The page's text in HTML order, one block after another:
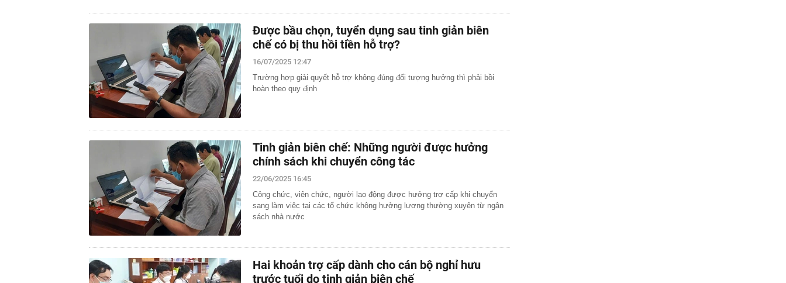
Được bầu chọn, tuyển dụng sau tinh giản biên
chế có bị thu hồi tiền hỗ trợ?
16/07/2025 12:47
Trường hợp giải quyết hỗ trợ không đúng đối tượng hưởng thì phải bồi
hoàn theo quy định
Tinh giản biên chế: Những người được hưởng
chính sách khi chuyển công tác
22/06/2025 16:45
Công chức, viên chức, người lao động được hưởng trợ cấp khi chuyển
sang làm việc tại các tổ chức không hưởng lương thường xuyên từ ngân
sách nhà nước
Hai khoản trợ cấp dành cho cán bộ nghỉ hưu
trước tuổi do tinh giản biên chế